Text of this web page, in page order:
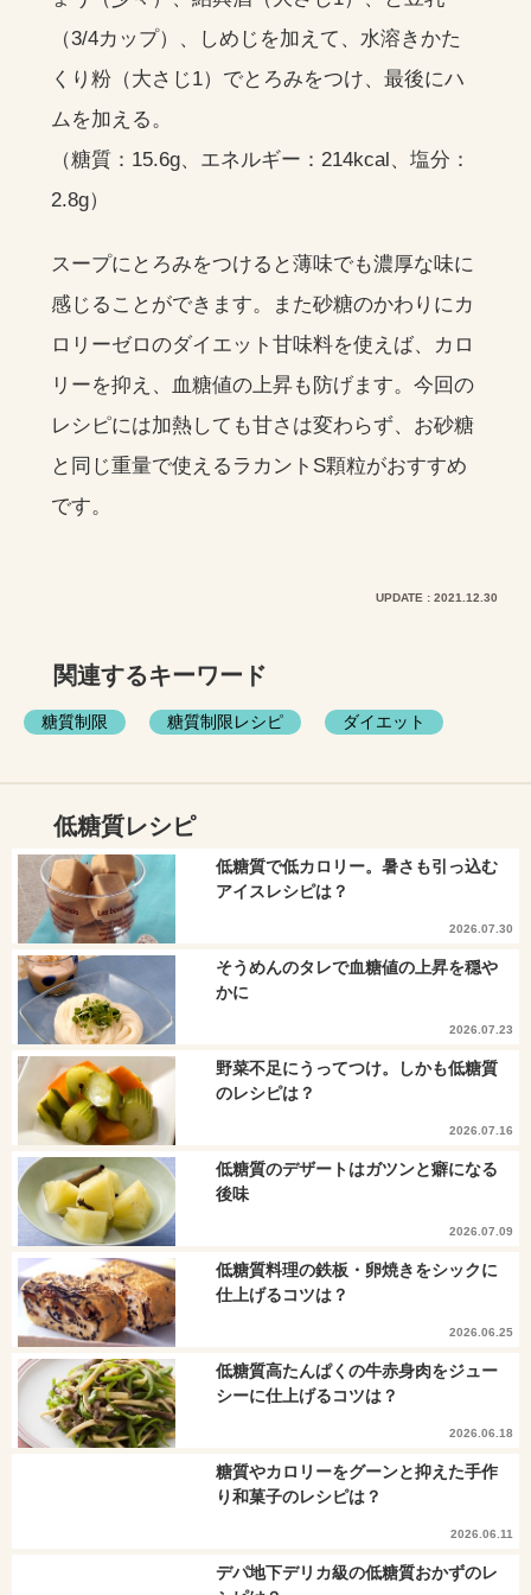
（3/4カップ）、しめじを加えて、水溶きかた
くり粉（大さじ1）でとろみをつけ、最後にハ
ムを加える。
（糖質：15.6g、エネルギー：214kcal、塩分：
2.8g）
スープにとろみをつけると薄味でも濃厚な味に
感じることができます。また砂糖のかわりにカ
ロリーゼロのダイエット甘味料を使えば、カロ
リーを抑え、血糖値の上昇も防げます。今回の
レシピには加熱しても甘さは変わらず、お砂糖
と同じ重量で使えるラカントS顆粒がおすすめ
です。
UPDATE : 2021.12.30
関連するキーワード
糖質制限 糖質制限レシピ ダイエット
低糖質レシピ
低糖質で低カロリー。暑さも引っ込む
アイスレシピは？
2026.07.30
そうめんのタレで血糖値の上昇を穏や
かに
2026.07.23
野菜不足にうってつけ。しかも低糖質
のレシピは？
2026.07.16
低糖質のデザートはガツンと癖になる
後味
2026.07.09
低糖質料理の鉄板・卵焼きをシックに
仕上げるコツは？
2026.06.25
低糖質高たんぱくの牛赤身肉をジュー
シーに仕上げるコツは？
2026.06.18
糖質やカロリーをグーンと抑えた手作
り和菓子のレシピは？
2026.06.11
デパ地下デリカ級の低糖質おかずのレ